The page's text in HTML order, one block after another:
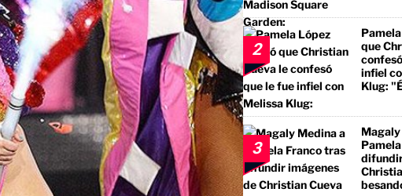
2
que
infiel
Klug:
3